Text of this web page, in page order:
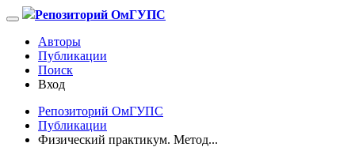
Репозиторий ОмГУПС
Авторы
Публикации
Поиск
Вход
Репозиторий ОмГУПС
Публикации
Физический практикум. Метод...